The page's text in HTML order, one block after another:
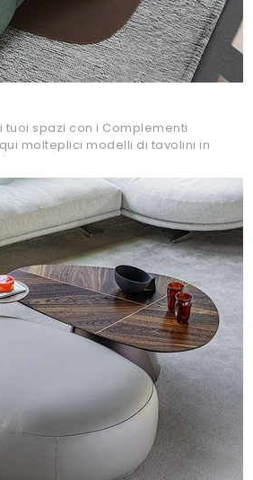
spazi con i Complementi
molteplici modelli di tavolini in